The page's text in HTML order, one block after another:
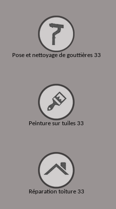
Pose et nettoyage de gouttières 33
Peinture sur tuiles 33
Réparation toiture 33